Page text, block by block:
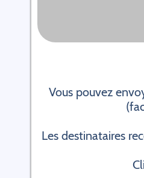
Vous pouvez
Les destinataires